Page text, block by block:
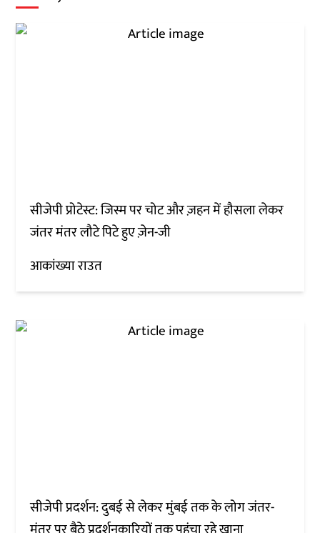
सीजेपी प्रोटेस्ट: जिस्म पर चोट और ज़हन में हौसला लेकर
जंतर मंतर लौटे पिटे हुए ज़ेन-जी
आकांख्या राउत
सीजेपी प्रदर्शन: दुबई से लेकर मुंबई तक के लोग जंतर-